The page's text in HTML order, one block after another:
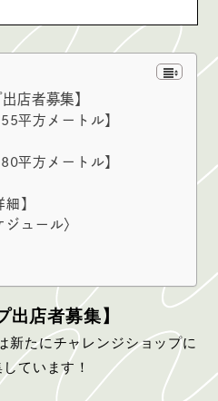
店者募集】
平方メートル】
平方メートル】
細】
ジュール〉
出店者募集】
新たにチャレンジショップに
ています！